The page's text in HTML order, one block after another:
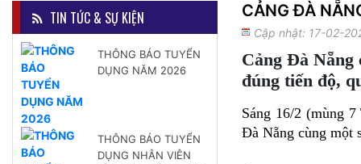
TIN TỨC & SỰ KIỆN
THÔNG BÁO TUYỂN
DỤNG NĂM 2026
THÔNG BÁO TUYỂN
DỤNG NHÂN VIÊN
CẢNG ĐÀ
Cập nhật: 17-02-
Cảng Đà Nẵng
đúng tiến độ,
Sáng 16/2 (mùng
Đà Nẵng cùng một